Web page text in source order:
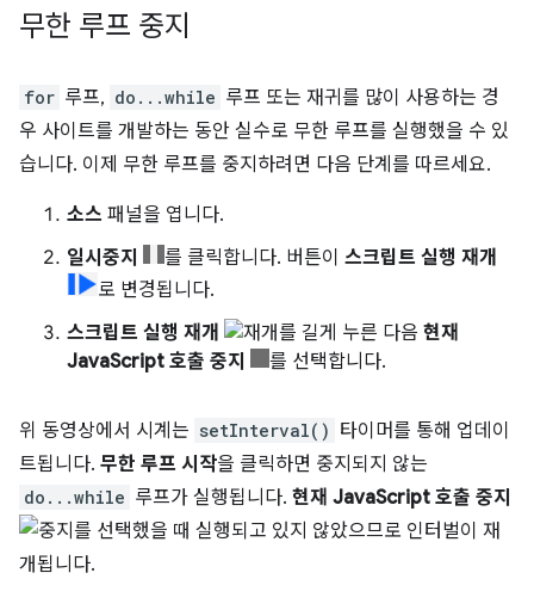
무한 루프 중지
for 루프, do...while 루프 또는 재귀를 많이 사용하는 경
우 사이트를 개발하는 동안 실수로 무한 루프를 실행했을 수 있
습니다. 이제 무한 루프를 중지하려면 다음 단계를 따르세요.
소스 패널을 엽니다.
일시중지
를 클릭합니다. 버튼이 스크립트 실행 재개
로 변경됩니다.
스크립트 실행 재개
를 길게 누른 다음 현재
JavaScript 호출 중지
를 선택합니다.
위 동영상에서 시계는 setInterval() 타이머를 통해 업데이
트됩니다. 무한 루프 시작을 클릭하면 중지되지 않는
do...while 루프가 실행됩니다. 현재 JavaScript 호출 중지
를 선택했을 때 실행되고 있지 않았으므로 인터벌이 재
개됩니다.